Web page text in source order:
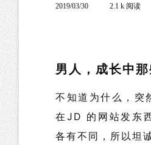
2019/03/30 2.1 k 阅读
男人，成长中
不知道为什么，突
在JD 的网站发东
各有不同，所以坦